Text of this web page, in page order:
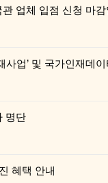
업체 입점 신청 마감
사업’ 및 국가인재데
명단
혜택 안내